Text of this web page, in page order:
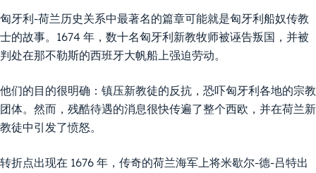
匈牙利-荷兰历史关系中最著名的篇章可能就是匈牙利船奴传教
士的故事。1674 年，数十名匈牙利新教牧师被诬告叛国，并被
判处在那不勒斯的西班牙大帆船上强迫劳动。
他们的目的很明确：镇压新教徒的反抗，恐吓匈牙利各地的宗教
团体。然而，残酷待遇的消息很快传遍了整个西欧，并在荷兰新
教徒中引发了愤怒。
转折点出现在 1676 年，传奇的荷兰海军上将米歇尔-德-吕特出